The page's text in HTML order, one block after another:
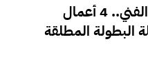
رحمة أحمد تتصدر المشهد الفني.. 4 أعمال
البطولة المطلقة